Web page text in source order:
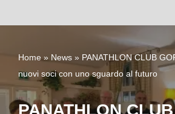
Home » News » PANATHLON CLUB
nuovi soci con uno sguardo al futuro
PANATHLON CLUB